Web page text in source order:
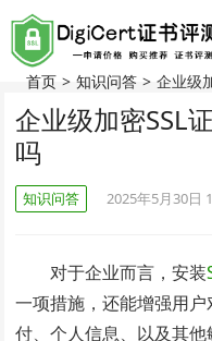
首页 > 知识问答 > 企业级
企业级加密SSL
吗
知识问答 2025年5月30日
对于企业而言，安装
一项措施，还能增强用
付、个人信息、以及其